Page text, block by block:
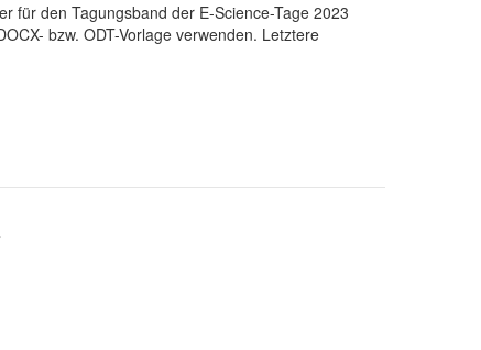
für den Tagungsband der E-Science-Tage 2023
bzw. ODT-Vorlage verwenden. Letztere